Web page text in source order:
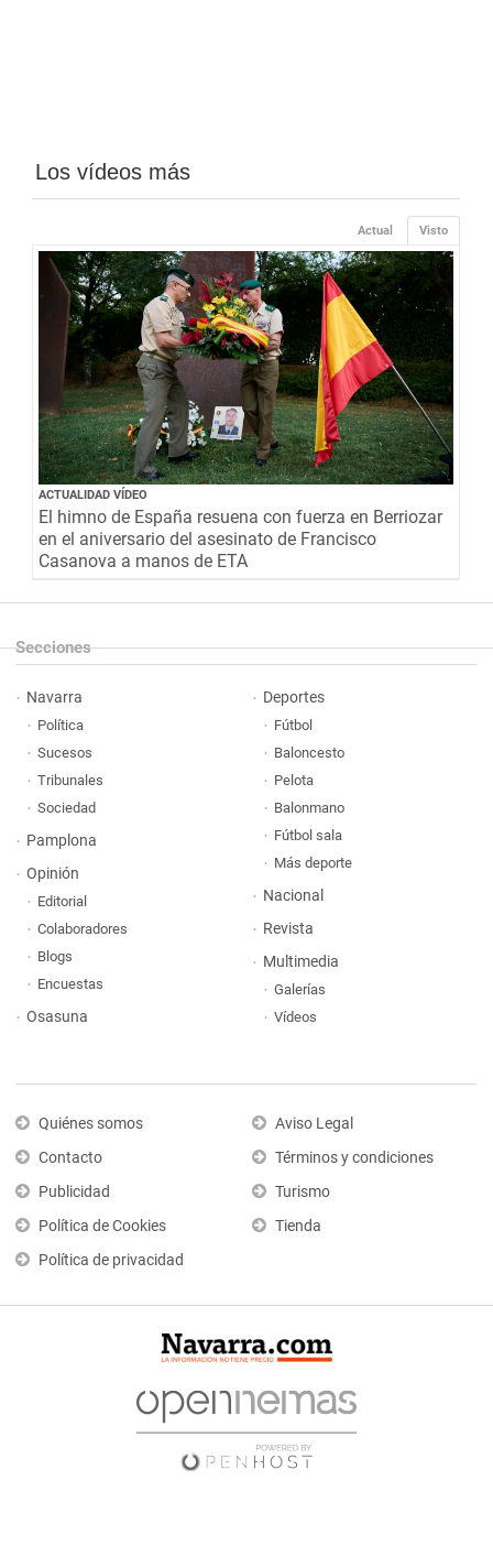
Los vídeos más
Visto
Actual
ACTUALIDAD VÍDEO
El himno de España resuena con fuerza en Berriozar
en el aniversario del asesinato de Francisco
Casanova a manos de ETA
Secciones
Navarra
Política
Sucesos
Tribunales
Sociedad
Pamplona
Opinión
Editorial
Colaboradores
Blogs
Encuestas
Osasuna
Deportes
Fútbol
Baloncesto
Pelota
Balonmano
Fútbol sala
Más deporte
Nacional
Revista
Multimedia
Galerías
Vídeos
Quiénes somos
Contacto
Publicidad
Política de Cookies
Política de privacidad
Aviso Legal
Términos y condiciones
Turismo
Tienda